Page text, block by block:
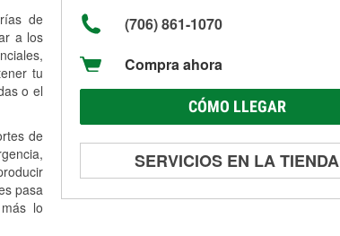
de
a los
tu
o el
de
pasa
lo
(706) 861-1070
Compra ahora
CÓMO LLEGAR
SERVICIOS EN LA TIENDA
Prueba de batería